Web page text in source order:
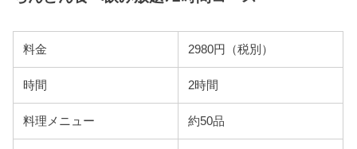
料金 2980円（税別）
時間 2時間
料理メニュー 約50品